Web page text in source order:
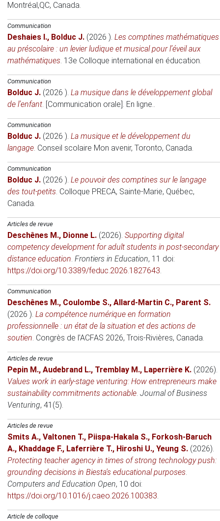
Montréal,QC, Canada.
Communication
Deshaies I., Bolduc J. (2026 ). Les comptines mathématiques
au préscolaire : un levier ludique et musical pour l’éveil aux
mathématiques. 13e Colloque international en éducation.
Communication
Bolduc J. (2026 ). La musique dans le développement global
de l’enfant. [Communication orale]. En ligne..
Communication
Bolduc J. (2026 ). La musique et le développement du
langage. Conseil scolaire Mon avenir, Toronto, Canada.
Communication
Bolduc J. (2026 ). Le pouvoir des comptines sur le langage
des tout-petits. Colloque PRECA, Sainte-Marie, Québec,
Canada.
Articles de revue
Deschênes M., Dionne L. (2026). Supporting digital
competency development for adult students in post-secondary
distance education. Frontiers in Education, 11 doi:
https://doi.org/10.3389/feduc.2026.1827643.
Communication
Deschênes M., Coulombe S., Allard-Martin C., Parent S.
(2026 ). La compétence numérique en formation
professionnelle : un état de la situation et des actions de
soutien. Congrès de l’ACFAS 2026, Trois-Rivières, Canada.
Articles de revue
Pepin M., Audebrand L., Tremblay M., Laperrière K. (2026).
Values work in early-stage venturing: How entrepreneurs make
sustainability commitments actionable. Journal of Business
Venturing, 41(5).
Articles de revue
Smits A., Valtonen T., Piispa-Hakala S., Forkosh-Baruch
A., Khaddage F., Laferrière T., Hiroshi U., Yeung S. (2026).
Protecting teacher agency in times of strong technology push:
grounding decisions in Biesta's educational purposes.
Computers and Education Open, 10 doi:
https://doi.org/10.1016/j.caeo.2026.100383.
Article de colloque